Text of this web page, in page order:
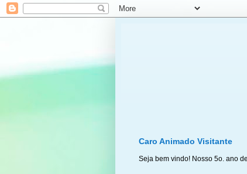
Caro Animado Visitante
Seja bem vindo! Nosso 5o. ano